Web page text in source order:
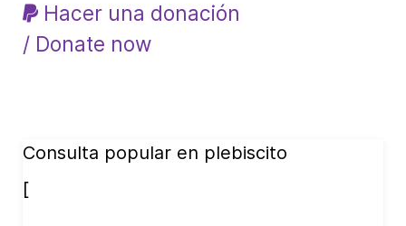
Hacer una donación
/ Donate now
Consulta popular en plebiscito
[